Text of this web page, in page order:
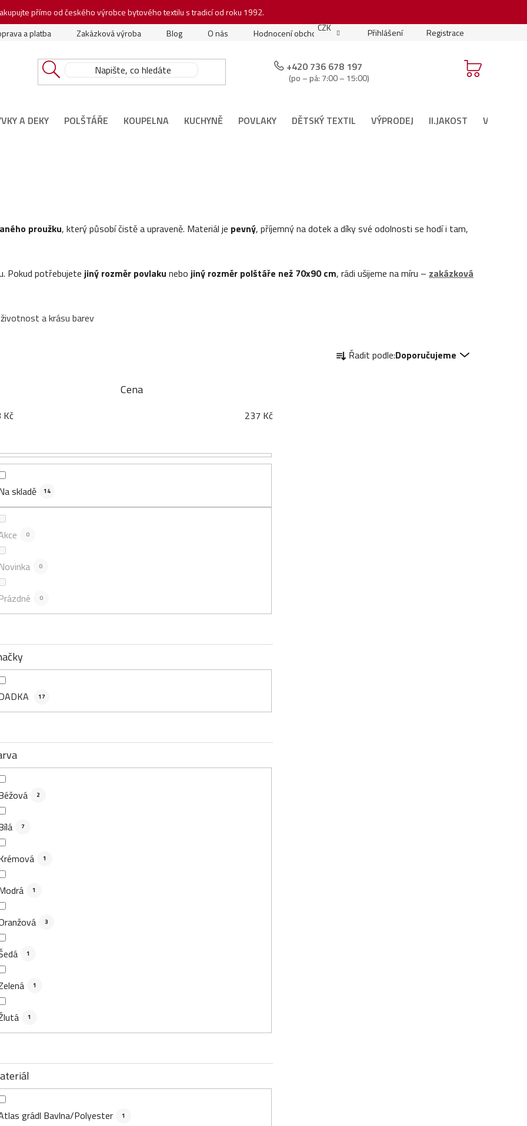
přímo od českého výrobce bytového textilu s tradicí od roku 1992.
a platba
Zakázková výroba Blog O nás Hodnocení obchodu Moje objednávka Podmínky soutěže
CZK Přihlášení Registrace
+420 736 678 197
(po – pá: 7:00 – 15:00)
A DEKY POLŠTÁŘE KOUPELNA KUCHYNĚ POVLAKY DĚTSKÝ TEXTIL VÝPRODEJ II.JAKOST VÁNOČNÍ
proužku, který působí čistě a upraveně. Materiál je pevný, příjemný na dotek a díky své odolnosti se hodí i tam,
Pokud potřebujete jiný rozměr povlaku nebo jiný rozměr polštáře než 70x90 cm, rádi ušijeme na míru – zakázková
a krásu barev
a Řadit podle:Doporučujeme
Cena
Kč 237 Kč
skladě 14
0
0
0
17
2
7
1
1
3
1
1
1
grádl Bavlna/Polyester 1